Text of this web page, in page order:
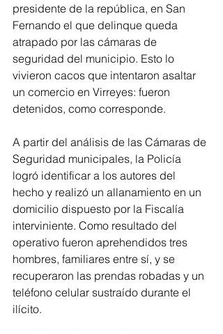
presidente de la república, en San
Fernando el que delinque queda
atrapado por las cámaras de
seguridad del municipio. Esto lo
vivieron cacos que intentaron asaltar
un comercio en Virreyes: fueron
detenidos, como corresponde.
A partir del análisis de las Cámaras de
Seguridad municipales, la Policía
logró identificar a los autores del
hecho y realizó un allanamiento en un
domicilio dispuesto por la Fiscalía
interviniente. Como resultado del
operativo fueron aprehendidos tres
hombres, familiares entre sí, y se
recuperaron las prendas robadas y un
teléfono celular sustraído durante el
ilícito.